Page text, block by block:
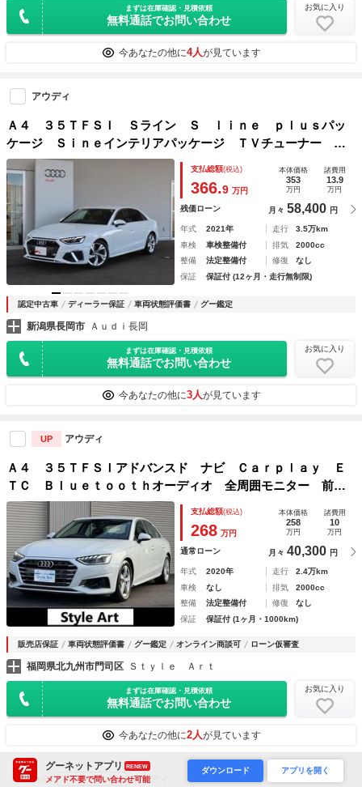
まずは在庫確認・見積依頼
無料通話でお問い合わせ
お気に入り
今あなたの他に4人が見ています
アウディ
Ａ４ ３５ＴＦＳＩ Ｓライン Ｓ ｌｉｎｅ ｐｌｕｓパッ
ケージ Ｓｉｎｅインテリアパッケージ ＴＶチューナー プ
ライバシーガラス マトリクスＬＥＤヘッドライトパッケージ
支払総額(税込)
366.9 万円
本体価格
353
万円
諸費用
13.9
万円
残価ローン 月々 58,400 円
年式 2021年 走行
3.5万km
車検
車検整備付 排気
2000cc
整備
法定整備付 修復
なし
保証
保証付 (12ヶ月・走行無制限)
認定中古車 ディーラー保証 車両状態評価書 グー鑑定
新潟県長岡市 Ａｕｄｉ長岡
まずは在庫確認・見積依頼
無料通話でお問い合わせ
お気に入り
今あなたの他に3人が見ています
UP アウディ
Ａ４ ３５ＴＦＳＩアドバンスド ナビ Ｃａｒｐｌａｙ Ｅ
ＴＣ Ｂｌｕｅｔｏｏｔｈオーディオ 全周囲モニター 前席
パワーシート スマートキー プッシュスタート マトリクス
ＬＥＤ バーチャルコックピット
支払総額(税込)
268 万円
本体価格
258
万円
諸費用
10
万円
通常ローン 月々 40,300 円
年式 2020年 走行
2.4万km
車検
なし 排気
2000cc
整備
法定整備付 修復
なし
保証
保証付 (1ヶ月・1000km)
販売店保証 車両状態評価書 グー鑑定 オンライン商談可 ローン仮審査
福岡県北九州市門司区 Ｓｔｙｌｅ Ａｒｔ
まずは在庫確認・見積依頼
無料通話でお問い合わせ
お気に入り
今あなたの他に2人が見ています
UP グーネットセレクト アウディ
グーネットアプリ RENEW
メアド不要で問い合わせ可能
ダウンロード アプリを開く